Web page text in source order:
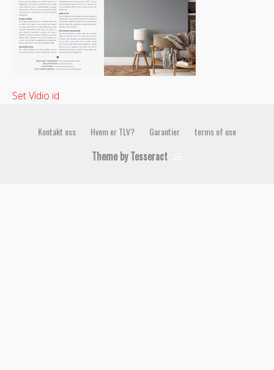
Vannbåren varmepumper
Store lokaler…se her!
Galeri-legger ut et lite
utdrag her
Set Vidio id
Kontakt oss Hvem er TLV? Garantier terms of use
Theme by Tesseract